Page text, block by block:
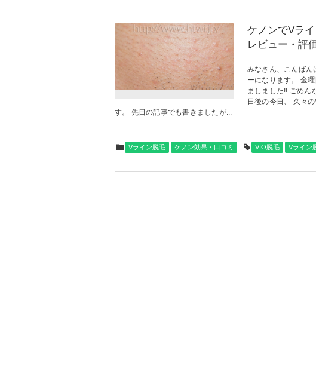
ケノンでVラ
レビュー・評
みなさん、こんばん
ーになります。 金
ましました!! ごめん
日後の今日、 久々
す。 先日の記事でも書きましたが...
Vライン脱毛 ケノン効果・口コミ VIO脱毛 Vライン